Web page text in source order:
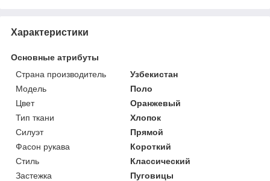
Характеристики
Основные атрибуты
Страна производитель
Узбекистан
Мoдель
Поло
Цвет
Оранжевый
Тип ткани
Хлопок
Силуэт
Прямой
Фасон рукава
Короткий
Стиль
Классический
Застежка
Пуговицы